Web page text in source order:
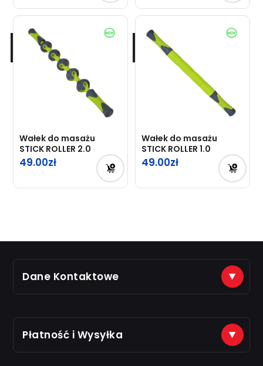
Wałek do masażu
STICK ROLLER 2.0
49.00
Wałek do masażu
STICK ROLLER 1.0
49.00
Dane Kontaktowe
(+48) 888 561 463
na e-maile odpisujemy od 8.00 do 16.00
Płatność i Wysyłka